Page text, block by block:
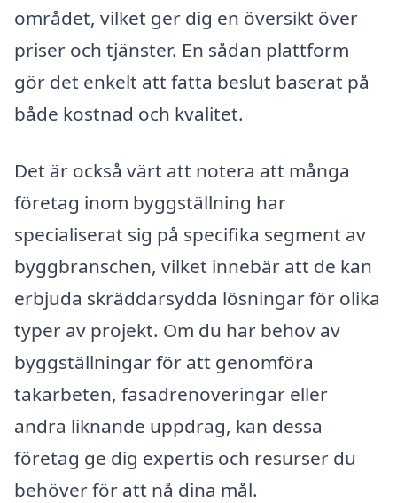
området, vilket ger dig en översikt över
priser och tjänster. En sådan plattform
gör det enkelt att fatta beslut baserat på
både kostnad och kvalitet.
Det är också värt att notera att många
företag inom byggställning har
specialiserat sig på specifika segment av
byggbranschen, vilket innebär att de kan
erbjuda skräddarsydda lösningar för olika
typer av projekt. Om du har behov av
byggställningar för att genomföra
takarbeten, fasadrenoveringar eller
andra liknande uppdrag, kan dessa
företag ge dig expertis och resurser du
behöver för att nå dina mål.